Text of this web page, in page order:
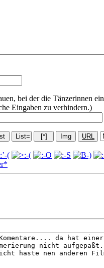
bei der die Tänzerinnen
Eingaben zu verhindern.)